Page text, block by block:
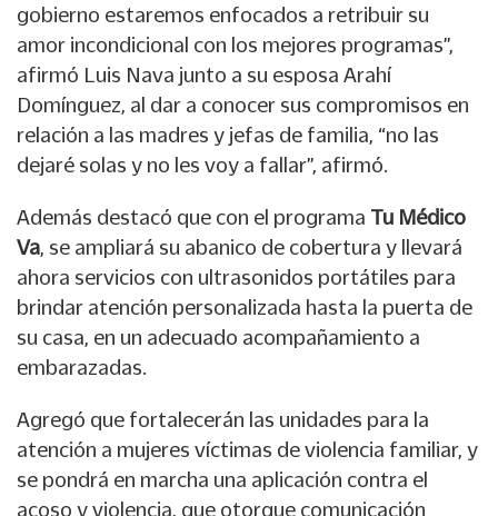
gobierno estaremos enfocados a retribuir su
amor incondicional con los mejores programas”,
afirmó Luis Nava junto a su esposa Arahí
Domínguez, al dar a conocer sus compromisos en
relación a las madres y jefas de familia, “no las
dejaré solas y no les voy a fallar”, afirmó.
Además destacó que con el programa Tu Médico
Va, se ampliará su abanico de cobertura y llevará
ahora servicios con ultrasonidos portátiles para
brindar atención personalizada hasta la puerta de
su casa, en un adecuado acompañamiento a
embarazadas.
Agregó que fortalecerán las unidades para la
atención a mujeres víctimas de violencia familiar, y
se pondrá en marcha una aplicación contra el
acoso y violencia, que otorgue comunicación